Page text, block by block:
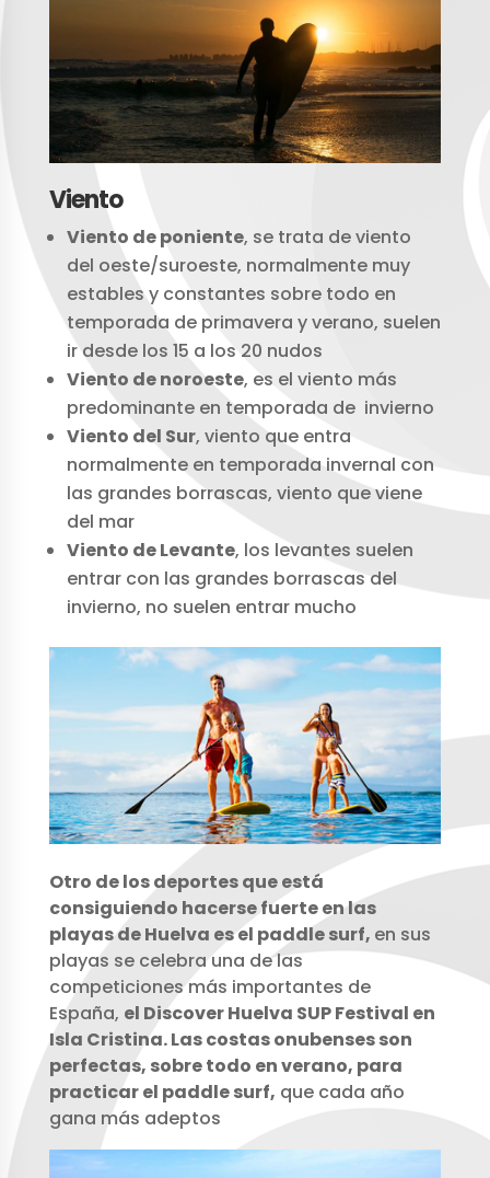
Viento
Viento de poniente, se trata de viento
del oeste/suroeste, normalmente muy
estables y constantes sobre todo en
temporada de primavera y verano, suelen
ir desde los 15 a los 20 nudos
Viento de noroeste, es el viento más
predominante en temporada de invierno
Viento del Sur, viento que entra
normalmente en temporada invernal con
las grandes borrascas, viento que viene
del mar
Viento de Levante, los levantes suelen
entrar con las grandes borrascas del
invierno, no suelen entrar mucho
Otro de los deportes que está
consiguiendo hacerse fuerte en las
playas de Huelva es el paddle surf, en sus
playas se celebra una de las
competiciones más importantes de
España, el Discover Huelva SUP Festival en
Isla Cristina.Las costas onubenses son
perfectas, sobre todo en verano, para
practicar el paddle surf, que cada año
gana más adeptos